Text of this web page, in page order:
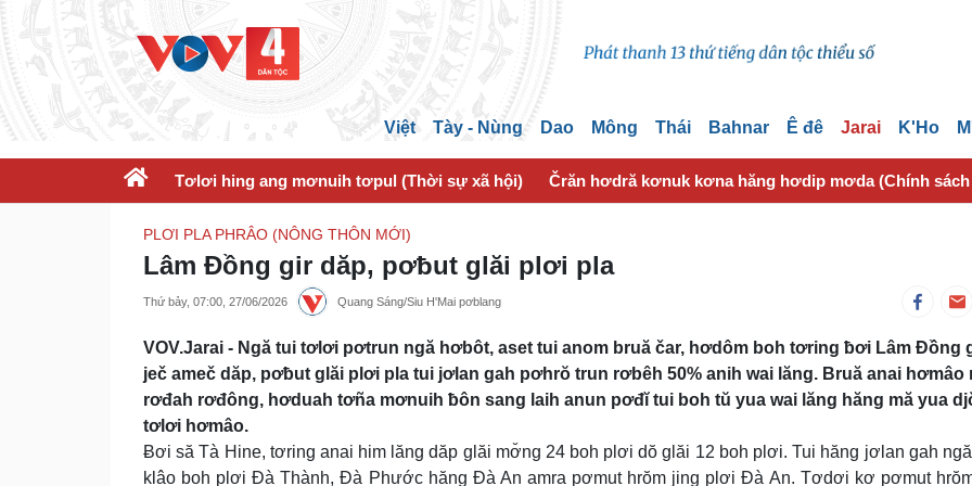
Việt Tày - Nùng Dao Mông Thái Bahnar Ê đê Jarai K'Ho
Tơlơi hing ang mơnuih tơpul (Thời sự xã hội) Črăn hơdră kơnuk kơna hăng hơdip mơda (Chính
PLƠI PLA PHRÂO (NÔNG THÔN MỚI)
Lâm Đồng gir dăp, pơƀut glăi plơi pla
Thứ bảy, 07:00, 27/06/2026 Quang Sáng/Siu H'Mai pơblang
VOV.Jarai - Ngă tui tơlơi pơtrun ngă hơbôt, aset tui anom bruă čar, hơdôm boh tơring ƀơi Lâm Đồng
ječ ameč dăp, pơƀut glăi plơi pla tui jơlan gah pơhrŏ trun rơbêh 50% anih wai lăng. Bruă anai hơmâo
rơđah rơđông, hơduah tơña mơnuih ƀôn sang laih anun pơđĭ tui boh tŭ yua wai lăng hăng mă yua
tơlơi hơmâo.
Ƀơi să Tà Hine, tơring anai him lăng dăp glăi mơ̆ng 24 boh plơi dŏ glăi 12 boh plơi. Tui hăng jơlan gah
klâo boh plơi Đà Thành, Đà Phước hăng Đà An amra pơmut hrŏm jing plơi Đà An. Tơdơi kơ pơmut